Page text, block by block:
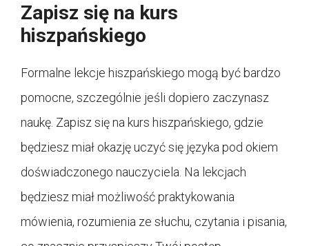
Zapisz się na kurs
hiszpańskiego
Formalne lekcje hiszpańskiego mogą być bardzo
pomocne, szczególnie jeśli dopiero zaczynasz
naukę. Zapisz się na kurs hiszpańskiego, gdzie
będziesz miał okazję uczyć się języka pod okiem
doświadczonego nauczyciela. Na lekcjach
będziesz miał możliwość praktykowania
mówienia, rozumienia ze słuchu, czytania i pisania,